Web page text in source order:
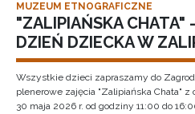
MUZEUM ETNOGRAFICZNE
"ZALIPIAŃSKA CHATA"
DZIEŃ DZIECKA W
Wszystkie dzieci zapraszamy do
plenerowe zajęcia "Zalipiańska Chata" z
30 maja 2026 r. od godziny 11:00 do